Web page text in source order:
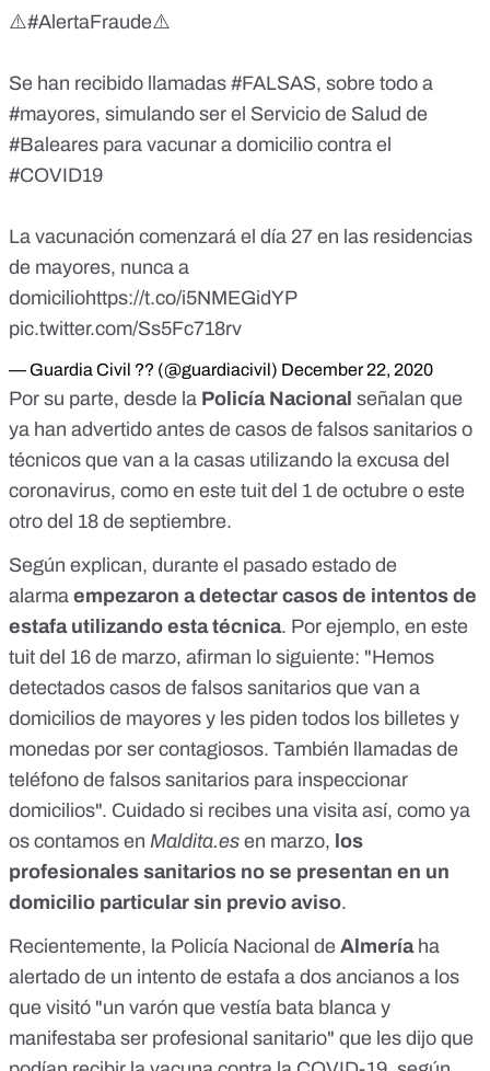
⚠️#AlertaFraude⚠️
Se han recibido llamadas #FALSAS, sobre todo a
#mayores, simulando ser el Servicio de Salud de
#Baleares para vacunar a domicilio contra el
#COVID19
La vacunación comenzará el día 27 en las residencias
de mayores, nunca a
domiciliohttps://t.co/i5NMEGidYP
pic.twitter.com/Ss5Fc718rv
— Guardia Civil ?? (@guardiacivil) December 22, 2020
Por su parte, desde la Policía Nacional señalan que
ya han advertido antes de casos de falsos sanitarios o
técnicos que van a la casas utilizando la excusa del
coronavirus, como en este tuit del 1 de octubre o este
otro del 18 de septiembre.
Según explican, durante el pasado estado de
alarma empezaron a detectar casos de intentos de
estafa utilizando esta técnica. Por ejemplo, en este
tuit del 16 de marzo, afirman lo siguiente: "Hemos
detectados casos de falsos sanitarios que van a
domicilios de mayores y les piden todos los billetes y
monedas por ser contagiosos. También llamadas de
teléfono de falsos sanitarios para inspeccionar
domicilios". Cuidado si recibes una visita así, como ya
os contamos en Maldita.es en marzo, los
profesionales sanitarios no se presentan en un
domicilio particular sin previo aviso.
Recientemente, la Policía Nacional de Almeríaha
alertado de un intento de estafa a dos ancianos a los
que visitó "un varón que vestía bata blanca y
manifestaba ser profesional sanitario" que les dijo que